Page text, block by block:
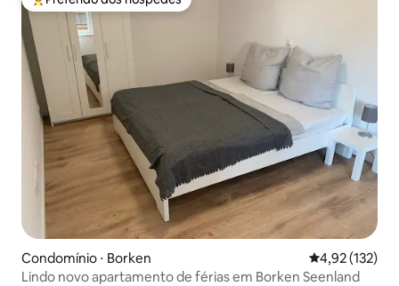
Entre os melhores preferidos dos hóspedes
Condomínio ⋅ Borken 4,92 de uma
4,92 (132)
Lindo novo apartamento de férias em Borken Seenland